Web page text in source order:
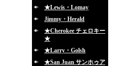
★Lewis・Lomay
Jimmy・Herald
★Cherokee チェロキー
★
★Larry・Golsh
★San Juan サンホゥア